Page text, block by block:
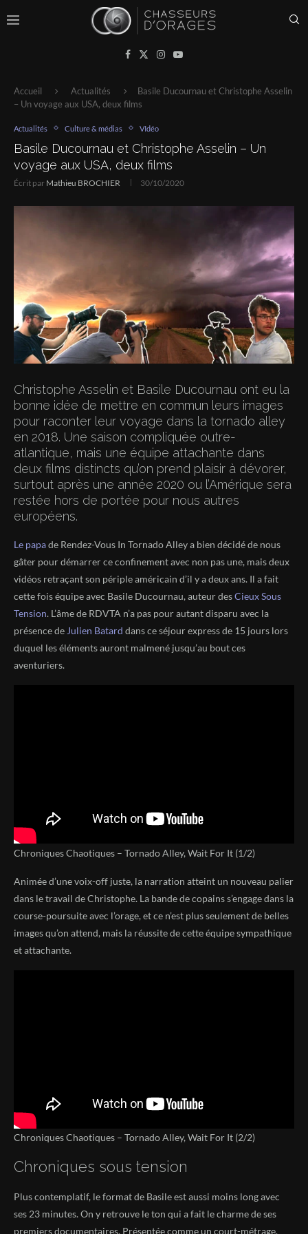
Accueil Actualités
Basile Ducournau et Christophe Asselin
– Un voyage aux USA, deux films
Actualités Culture & médias VIdéo
Basile Ducournau et Christophe Asselin – Un
voyage aux USA, deux films
Écrit par Mathieu BROCHIER 30/10/2020
Christophe Asselin et Basile Ducournau ont eu la
bonne idée de mettre en commun leurs images
pour raconter leur voyage dans la tornado alley
en 2018. Une saison compliquée outre-
atlantique, mais une équipe attachante dans
deux films distincts qu’on prend plaisir à dévorer,
surtout après une année 2020 ou l’Amérique sera
restée hors de portée pour nous autres
européens.
Le papade Rendez-Vous In Tornado Alley a bien décidé de nous
gâter pour démarrer ce confinement avec non pas une, mais deux
vidéos retraçant son périple américain d’il y a deux ans. Il a fait
cette fois équipe avec Basile Ducournau, auteur desCieux Sous
Tension. L’âme de RDVTA n’a pas pour autant disparu avec la
présence deJulien Batard dans ce séjour express de 15 jours lors
duquel les éléments auront malmené jusqu’au bout ces
aventuriers.
Chroniques Chaotiques – Tornado Alley, Wait For It (1/2)
Animée d’une voix-off juste, la narration atteint un nouveau palier
dans le travail de Christophe. La bande de copains s’engage dans la
course-poursuite avec l’orage, et ce n’est plus seulement de belles
images qu’on attend, mais la réussite de cette équipe sympathique
et attachante.
Chroniques Chaotiques – Tornado Alley, Wait For It (2/2)
Chroniques sous tension
Plus contemplatif, le format de Basile est aussi moins long avec
ses 23 minutes. On y retrouve le ton qui a fait le charme de ses
premiers documentaires. Présentée comme un court-métrage,